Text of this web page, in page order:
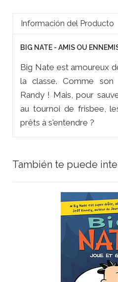
Información del Producto
BIG NATE - AMIS OU
Big Nate est amoureux
la classe. Comme son
Randy ! Mais, pour
au tournoi de frisbee,
prêts à s'entendre ?
También te puede